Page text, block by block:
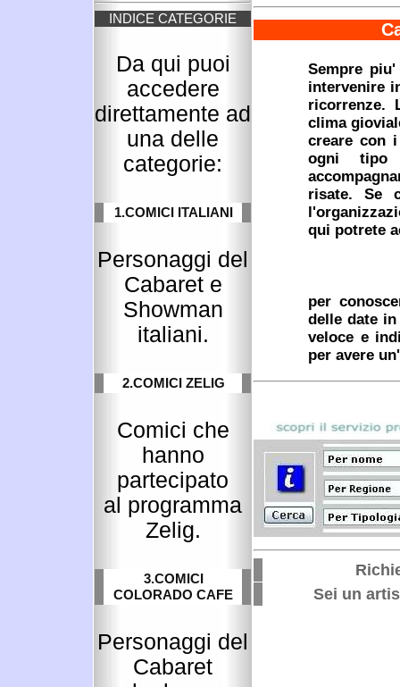
INDICE CATEGORIE
Da qui puoi
accedere
direttamente ad
una delle
categorie:
1.COMICI ITALIANI
Personaggi del
Cabaret e
Showman
italiani.
2.COMICI ZELIG
Comici che
hanno
partecipato
al programma
Zelig.
3.COMICI
COLORADO CAFE
Personaggi del
Cabaret
Sempre
intervenire
ricorrenze.
clima
creare con
ogni tipo
risate. Se
qui potrete
per
delle date
veloce e
per avere
Sei un